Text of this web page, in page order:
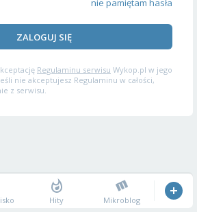
nie pamiętam hasła
ZALOGUJ SIĘ
Regulaminu serwisu Wykop.pl w jego
nie akceptujesz Regulaminu w całości,
z serwisu.
Hity Mikroblog